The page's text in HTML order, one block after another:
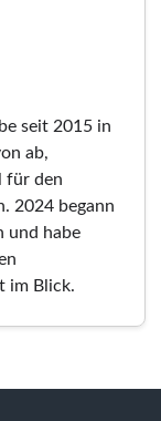
seit 2015 in
ab,
für den
2024 begann
und habe
im Blick.